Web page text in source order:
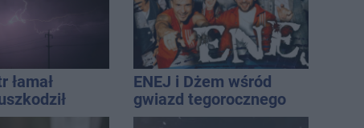
łamał
koniec
ENEJ i Dżem wśród
gwiazd tegorocznego
święta miasta